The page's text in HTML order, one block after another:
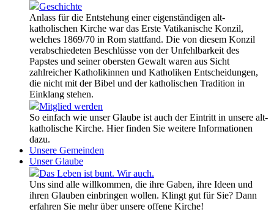
Geschichte
Anlass für die Entstehung einer eigenständigen alt-
katholischen Kirche war das Erste Vatikanische Konzil,
welches 1869/70 in Rom stattfand. Die von diesem Konzil
verabschiedeten Beschlüsse von der Unfehlbarkeit des
Papstes und seiner obersten Gewalt waren aus Sicht
zahlreicher Katholikinnen und Katholiken Entscheidungen,
die nicht mit der Bibel und der katholischen Tradition in
Einklang stehen.
Mitglied werden
So einfach wie unser Glaube ist auch der Eintritt in unsere alt-
katholische Kirche. Hier finden Sie weitere Informationen
dazu.
Unsere Gemeinden
Unser Glaube
Das Leben ist bunt. Wir auch.
Uns sind alle willkommen, die ihre Gaben, ihre Ideen und
ihren Glauben einbringen wollen. Klingt gut für Sie? Dann
erfahren Sie mehr über unsere offene Kirche!